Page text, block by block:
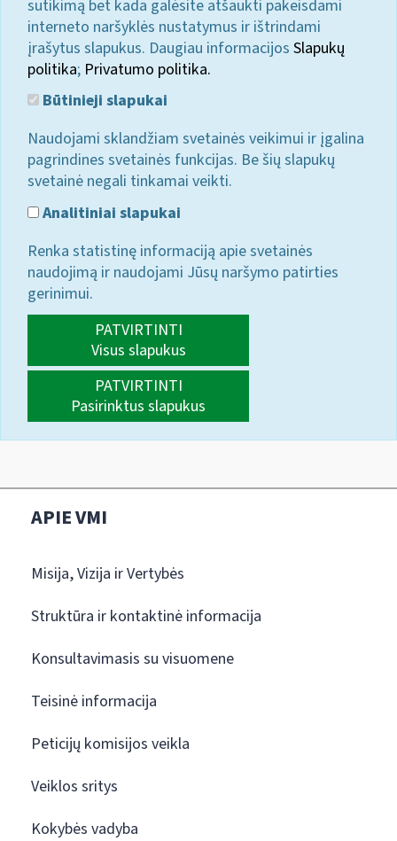
sutikimą bet kada galėsite atšaukti pakeisdami
interneto naršyklės nustatymus ir ištrindami
įrašytus slapukus. Daugiau informacijos Slapukų
politika; Privatumo politika.
Būtinieji slapukai
Naudojami sklandžiam svetainės veikimui ir įgalina
pagrindines svetainės funkcijas. Be šių slapukų
svetainė negali tinkamai veikti.
Analitiniai slapukai
Renka statistinę informaciją apie svetainės
naudojimą ir naudojami Jūsų naršymo patirties
gerinimui.
PATVIRTINTI
Visus slapukus
PATVIRTINTI
Pasirinktus slapukus
APIE VMI
Misija, Vizija ir Vertybės
Struktūra ir kontaktinė informacija
Konsultavimasis su visuomene
Teisinė informacija
Peticijų komisijos veikla
Veiklos sritys
Kokybės vadyba